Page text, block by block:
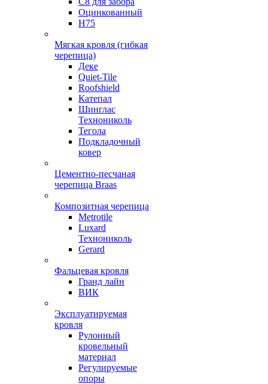
Оцинкованный
Н75
Мягкая кровля (гибкая
черепица)
Деке
Quiet-Tile
Roofshield
Катепал
Шинглас
Технониколь
Тегола
Подкладочный
ковер
Цементно-песчаная
черепица Braas
Композитная черепица
Metrotile
Luxard
Технониколь
Gerard
Фальцевая кровля
Гранд лайн
ВИК
Эксплуатируемая
кровля
Рулонный
кровельный
материал
Регулируемые
опоры